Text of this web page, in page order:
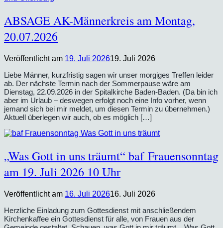
ABSAGE AK-Männerkreis am Montag,
20.07.2026
Veröffentlicht am 19. Juli 202619. Juli 2026
Liebe Männer, kurzfristig sagen wir unser morgiges Treffen leider
ab. Der nächste Termin nach der Sommerpause wäre am
Dienstag, 22.09.2026 in der Spitalkirche Baden-Baden. (Da bin ich
aber im Urlaub – deswegen erfolgt noch eine Info vorher, wenn
jemand sich bei mir meldet, um diesen Termin zu übernehmen.)
Aktuell überlegen wir auch, ob es möglich […]
„Was Gott in uns träumt“ baf Frauensonntag
am 19. Juli 2026 10 Uhr
Veröffentlicht am 16. Juli 202616. Juli 2026
Herzliche Einladung zum Gottesdienst mit anschließendem
Kirchenkaffee ein Gottesdienst für alle, von Frauen aus der